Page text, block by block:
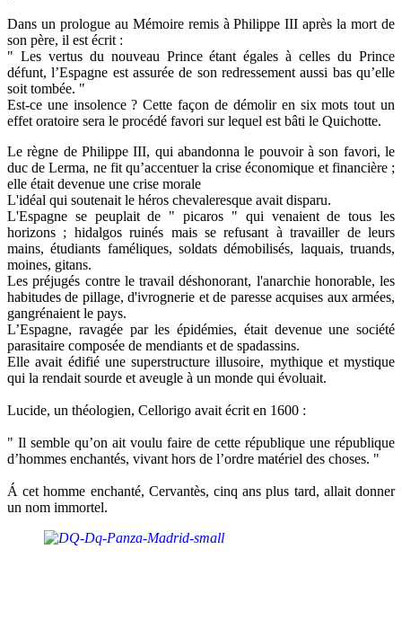
Dans un prologue au Mémoire remis à Philippe III après la mort de
son père, il est écrit :
" Les vertus du nouveau Prince étant égales à celles du Prince
défunt, l’Espagne est assurée de son redressement aussi bas qu’elle
soit tombée. "
Est-ce une insolence ? Cette façon de démolir en six mots tout un
effet oratoire sera le procédé favori sur lequel est bâti le Quichotte.
Le règne de Philippe III, qui abandonna le pouvoir à son favori, le
duc de Lerma, ne fit qu’accentuer la crise économique et financière ;
elle était devenue une crise morale
L'idéal qui soutenait le héros chevaleresque avait disparu.
L'Espagne se peuplait de " picaros " qui venaient de tous les
horizons ; hidalgos ruinés mais se refusant à travailler de leurs
mains, étudiants faméliques, soldats démobilisés, laquais, truands,
moines, gitans.
Les préjugés contre le travail déshonorant, l'anarchie honorable, les
habitudes de pillage, d'ivrognerie et de paresse acquises aux armées,
gangrénaient le pays.
L’Espagne, ravagée par les épidémies, était devenue une société
parasitaire composée de mendiants et de spadassins.
Elle avait édifié une superstructure illusoire, mythique et mystique
qui la rendait sourde et aveugle à un monde qui évoluait.
Lucide, un théologien, Cellorigo avait écrit en 1600 :
" Il semble qu’on ait voulu faire de cette république une république
d’hommes enchantés, vivant hors de l’ordre matériel des choses. "
Á cet homme enchanté, Cervantès, cinq ans plus tard, allait donner
un nom immortel.